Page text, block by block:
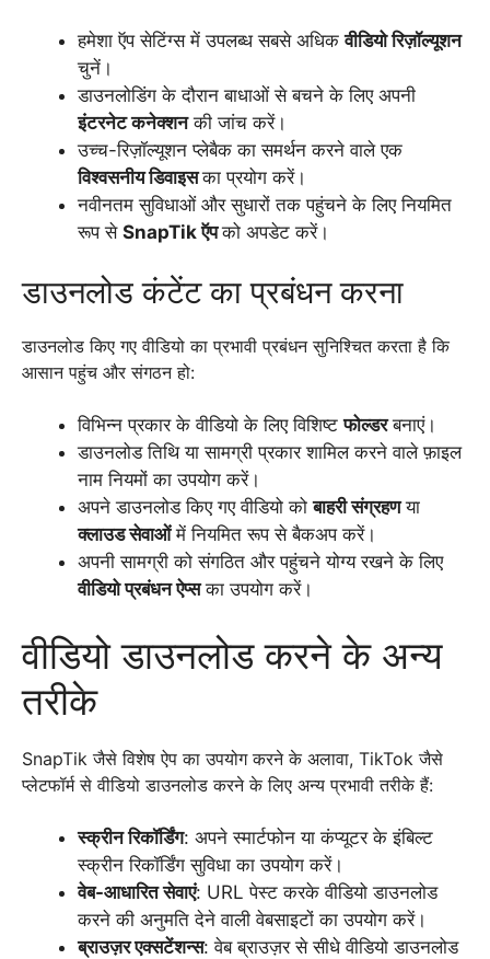
हमेशा ऍप सेटिंग्स में उपलब्ध सबसे अधिकवीडियो रिज़ॉल्यूशन
चुनें।
डाउनलोडिंग के दौरान बाधाओं से बचने के लिए अपनी
इंटरनेट कनेक्शनकी जांच करें।
उच्च-रिज़ॉल्यूशन प्लेबैक का समर्थन करने वाले एक
विश्वसनीय डिवाइसका प्रयोग करें।
नवीनतम सुविधाओं और सुधारों तक पहुंचने के लिए नियमित
रूप से SnapTik ऍपको अपडेट करें।
डाउनलोड कंटेंट का प्रबंधन करना
डाउनलोड किए गए वीडियो का प्रभावी प्रबंधन सुनिश्चित करता है कि
आसान पहुंच और संगठन हो:
विभिन्न प्रकार के वीडियो के लिए विशिष्टफोल्डरबनाएं।
डाउनलोड तिथि या सामग्री प्रकार शामिल करने वाले फ़ाइल
नाम नियमों का उपयोग करें।
अपने डाउनलोड किए गए वीडियो कोबाहरी संग्रहणया
क्लाउड सेवाओंमें नियमित रूप से बैकअप करें।
अपनी सामग्री को संगठित और पहुंचने योग्य रखने के लिए
वीडियो प्रबंधन ऐप्सका उपयोग करें।
वीडियो डाउनलोड करने के अन्य
तरीके
SnapTik जैसे विशेष ऐप का उपयोग करने के अलावा, TikTok जैसे
प्लेटफॉर्म से वीडियो डाउनलोड करने के लिए अन्य प्रभावी तरीके हैं:
स्क्रीन रिकॉर्डिंग: अपने स्मार्टफोन या कंप्यूटर के इंबिल्ट
स्क्रीन रिकॉर्डिंग सुविधा का उपयोग करें।
वेब-आधारित सेवाएं: URL पेस्ट करके वीडियो डाउनलोड
करने की अनुमति देने वाली वेबसाइटों का उपयोग करें।
ब्राउज़र एक्सटेंशन्स: वेब ब्राउज़र से सीधे वीडियो डाउनलोड